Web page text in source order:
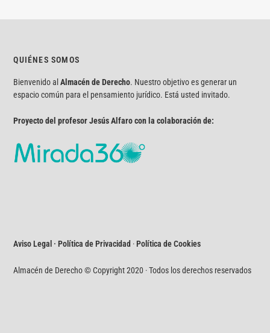
QUIÉNES SOMOS
Bienvenido alAlmacén de Derecho. Nuestro objetivo es generar un
espacio común para el pensamiento jurídico. Está usted invitado.
Proyecto del profesor Jesús Alfaro con la colaboración de:
Aviso Legal · Política de Privacidad ·Política de Cookies
Almacén de Derecho © Copyright 2020 · Todos los derechos reservados